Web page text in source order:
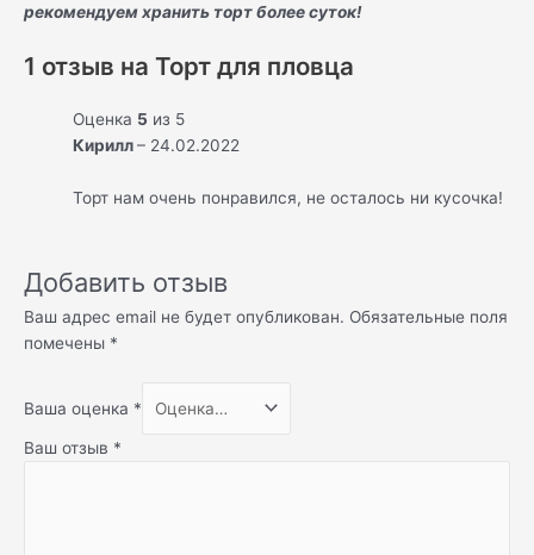
рекомендуем хранить торт более суток!
1 отзыв на Торт для пловца
Оценка 5 из 5
Кирилл– 24.02.2022
Торт нам очень понравился, не осталось ни кусочка!
Добавить отзыв
Ваш адрес email не будет опубликован. Обязательные поля
помечены *
Ваша оценка *
Ваш отзыв *